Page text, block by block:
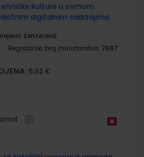
tehničke kulture u osmom
digitalnim sadržajima
Zenzerović
Registarski broj ministarstva: 7687
6,62 €